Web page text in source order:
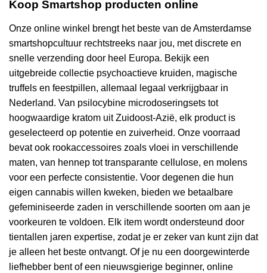
Koop Smartshop producten online
Onze online winkel brengt het beste van de Amsterdamse
smartshopcultuur rechtstreeks naar jou, met discrete en
snelle verzending door heel Europa. Bekijk een
uitgebreide collectie psychoactieve kruiden, magische
truffels en feestpillen, allemaal legaal verkrijgbaar in
Nederland. Van psilocybine microdoseringsets tot
hoogwaardige kratom uit Zuidoost-Azië, elk product is
geselecteerd op potentie en zuiverheid. Onze voorraad
bevat ook rookaccessoires zoals vloei in verschillende
maten, van hennep tot transparante cellulose, en molens
voor een perfecte consistentie. Voor degenen die hun
eigen cannabis willen kweken, bieden we betaalbare
gefeminiseerde zaden in verschillende soorten om aan je
voorkeuren te voldoen. Elk item wordt ondersteund door
tientallen jaren expertise, zodat je er zeker van kunt zijn dat
je alleen het beste ontvangt. Of je nu een doorgewinterde
liefhebber bent of een nieuwsgierige beginner, online